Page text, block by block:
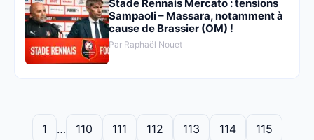
Stade Rennais Mercato : tensions
Sampaoli – Massara, notamment à
cause de Brassier (OM) !
Par Raphaël Nouet
1 … 110 111 112 113 114 115